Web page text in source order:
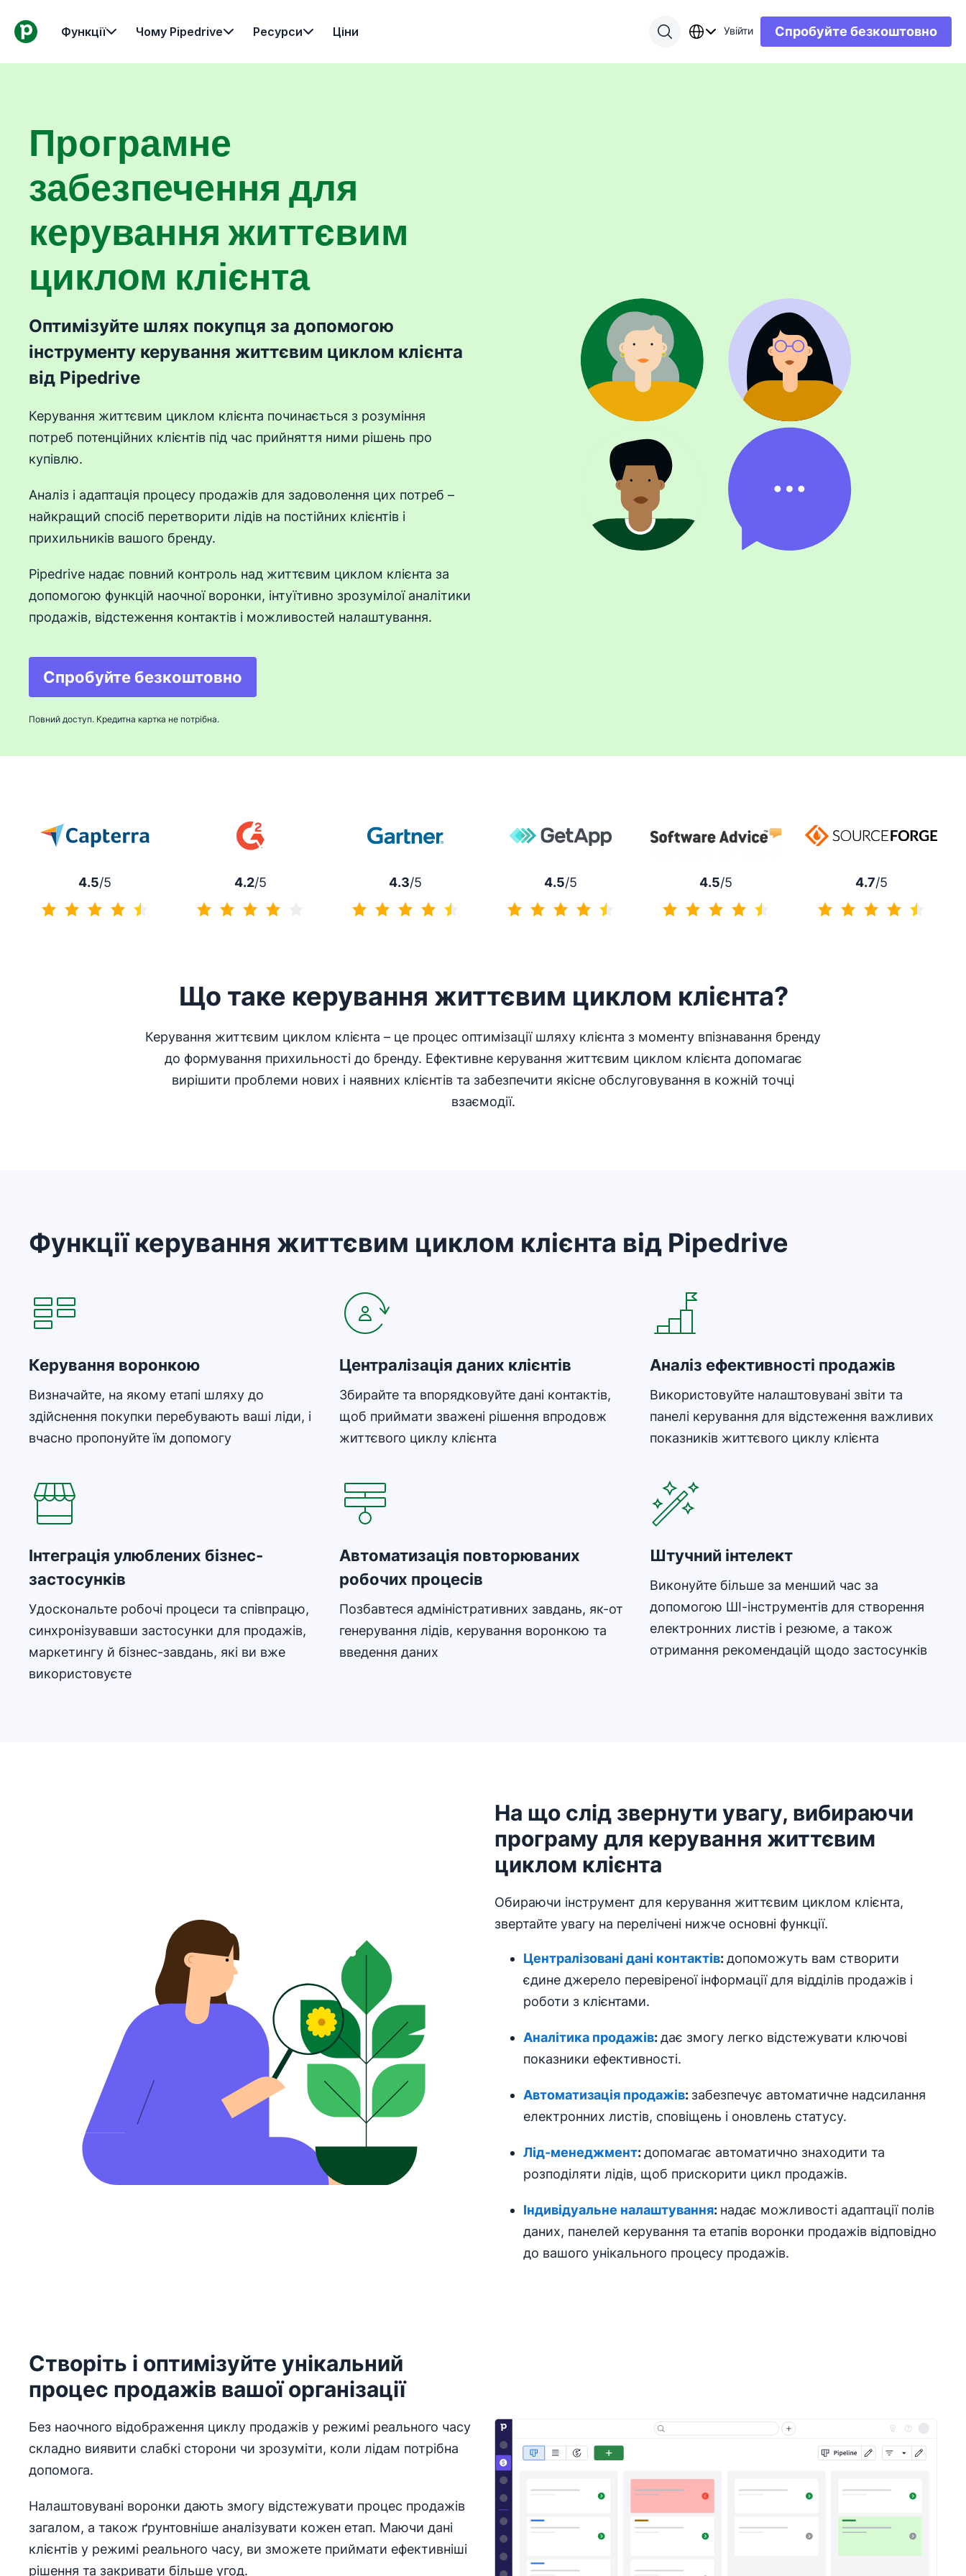
Функції Чому Pipedrive Ресурси Ціни Увійти Спробуйте безкоштовно
Програмне
забезпечення для
керування життєвим
циклом клієнта
Оптимізуйте шлях покупця за допомогою
інструменту керування життєвим циклом клієнта
від Pipedrive
Керування життєвим циклом клієнта починається з розуміння
потреб потенційних клієнтів під час прийняття ними рішень про
купівлю.
Аналіз і адаптація процесу продажів для задоволення цих потреб –
найкращий спосіб перетворити лідів на постійних клієнтів і
прихильників вашого бренду.
Pipedrive надає повний контроль над життєвим циклом клієнта за
допомогою функцій наочної воронки, інтуїтивно зрозумілої аналітики
продажів, відстеження контактів і можливостей налаштування.
Спробуйте безкоштовно
Відкривається в новому вікні
Повний доступ. Кредитна картка не потрібна.
4.5/5 4.2/5 4.3/5 4.5/5 4.5/5 4.7/5
Що таке керування життєвим циклом клієнта?
Керування життєвим циклом клієнта – це процес оптимізації шляху клієнта з моменту впізнавання бренду
до формування прихильності до бренду. Ефективне керування життєвим циклом клієнта допомагає
вирішити проблеми нових і наявних клієнтів та забезпечити якісне обслуговування в кожній точці
взаємодії.
Функції керування життєвим циклом клієнта від Pipedrive
Керування воронкою
Визначайте, на якому етапі шляху до
здійснення покупки перебувають ваші ліди, і
вчасно пропонуйте їм допомогу
Централізація даних клієнтів
Збирайте та впорядковуйте дані контактів,
щоб приймати зважені рішення впродовж
життєвого циклу клієнта
Аналіз ефективності продажів
Використовуйте налаштовувані звіти та
панелі керування для відстеження важливих
показників життєвого циклу клієнта
Інтеграція улюблених бізнес-
застосунків
Удоскональте робочі процеси та співпрацю,
синхронізувавши застосунки для продажів,
маркетингу й бізнес-завдань, які ви вже
використовуєте
Автоматизація повторюваних
робочих процесів
Позбавтеся адміністративних завдань, як-от
генерування лідів, керування воронкою та
введення даних
Штучний інтелект
Виконуйте більше за менший час за
допомогою ШІ-інструментів для створення
електронних листів і резюме, а також
отримання рекомендацій щодо застосунків
На що слід звернути увагу, вибираючи
програму для керування життєвим
циклом клієнта
Обираючи інструмент для керування життєвим циклом клієнта,
звертайте увагу на перелічені нижче основні функції.
Централізовані дані контактів:допоможуть вам створити
єдине джерело перевіреної інформації для відділів продажів і
роботи з клієнтами.
Аналітика продажів:дає змогу легко відстежувати ключові
показники ефективності.
Автоматизація продажів: забезпечує автоматичне надсилання
електронних листів, сповіщень і оновлень статусу.
Лід-менеджмент:допомагає автоматично знаходити та
розподіляти лідів, щоб прискорити цикл продажів.
Індивідуальне налаштування: надає можливості адаптації полів
даних, панелей керування та етапів воронки продажів відповідно
до вашого унікального процесу продажів.
Створіть і оптимізуйте унікальний
процес продажів вашої організації
Без наочного відображення циклу продажів у режимі реального часу
складно виявити слабкі сторони чи зрозуміти, коли лідам потрібна
допомога.
Налаштовувані воронки дають змогу відстежувати процес продажів
загалом, а також ґрунтовніше аналізувати кожен етап. Маючи дані
клієнтів у режимі реального часу, ви зможете приймати ефективніші
рішення та закривати більше угод.